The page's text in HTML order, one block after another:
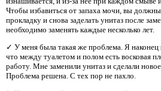
Чтобы избавиться от запаха мочи, вы
прокладку и снова заделать унитаз после
необходимо заменять каждые несколько лет.
✓ У меня была такая же проблема. Я наконец
что между туалетом и полом есть восковая
работу. Мне заменили унитаз и сделали
Проблема решена. С тех пор не пахло.